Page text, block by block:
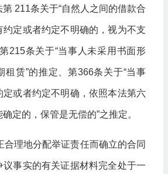
211条关于“自然人之间的借款合
约定或者约定不明确的，视为不支
215条关于“当事人未采用书面形
租赁”的推定、第366条关于“当事
定或者约定不明确，依照本法第六
定的，保管是无偿的”之推定。
理地分配举证责任而确立的合同
议事实的有关证据材料完全处于一